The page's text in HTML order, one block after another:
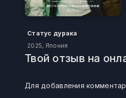
Статус дурака
2025, Япония
Твой отзыв на
Для добавления